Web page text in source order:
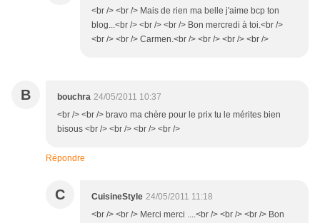
<br /> <br /> Mais de rien ma belle j'aime bcp ton
blog...<br /> <br /> <br /> Bon mercredi à toi.<br />
<br /> <br /> Carmen.<br /> <br /> <br /> <br />
B bouchra 24/05/2011 10:37
<br /> <br /> bravo ma chère pour le prix tu le mérites bien
bisous <br /> <br /> <br /> <br />
Répondre
C CuisineStyle 24/05/2011 11:18
<br /> <br /> Merci merci ....<br /> <br /> <br /> Bon